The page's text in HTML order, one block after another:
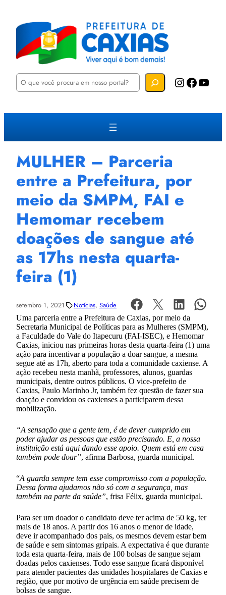
P
u
a
Instagram Facebook YouTube
MULHER – Parceria
entre a Prefeitura, por
meio da SMPM, FAI e
Hemomar recebem
doações de sangue até
as 17hs nesta quarta-
feira (1)
setembro 1, 2021 Notícias, Saúde
Uma parceria entre a Prefeitura de Caxias, por meio da
Secretaria Municipal de Políticas para as Mulheres (SMPM),
a Faculdade do Vale do Itapecuru (FAI-ISEC), e Hemomar
Caxias, iniciou nas primeiras horas desta quarta-feira (1) uma
ação para incentivar a população a doar sangue, a mesma
segue até as 17h, aberto para toda a comunidade caxiense. A
ação recebeu nesta manhã, professores, alunos, guardas
municipais, dentre outros públicos. O vice-prefeito de
Caxias, Paulo Marinho Jr, também fez questão de fazer sua
doação e convidou os caxienses a participarem dessa
mobilização.
“A sensação que a gente tem, é de dever cumprido em
poder ajudar as pessoas que estão precisando. E, a nossa
instituição está aqui dando esse apoio. Quem está em casa
também pode doar”, afirma Barbosa, guarda municipal.
“A guarda sempre tem esse compromisso com a população.
Dessa forma ajudamos não só com a segurança, mas
também na parte da saúde”, frisa Félix, guarda municipal.
Para ser um doador o candidato deve ter acima de 50 kg, ter
mais de 18 anos. A partir dos 16 anos o menor de idade,
deve ir acompanhado dos pais, os mesmos devem estar bem
de saúde e sem sintomas gripais. A expectativa é que durante
toda esta quarta-feira, mais de 100 bolsas de sangue sejam
doadas pelos caxienses. Todo esse sangue ficará disponível
para atender pacientes das unidades hospitalares de Caxias e
região, que por motivo de urgência em saúde precisem de
bolsas de sangue.